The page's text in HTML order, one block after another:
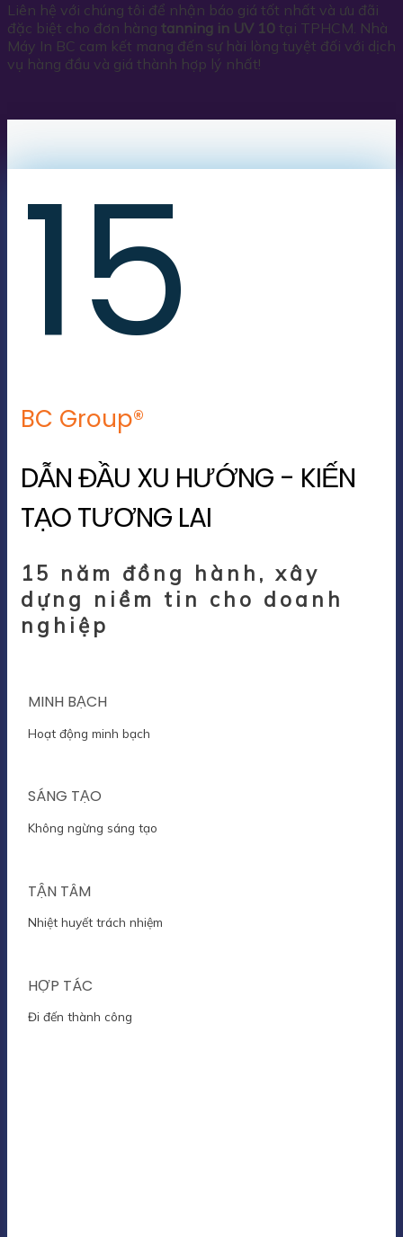
Liên hệ với chúng tôi để nhận báo giá tốt nhất và ưu đãi
đặc biệt cho đơn hàng tanning in UV 10 tại TPHCM. Nhà
Máy In BC cam kết mang đến sự hài lòng tuyệt đối với dịch
vụ hàng đầu và giá thành hợp lý nhất!
15
BC Group®
DẪN ĐẦU XU HƯỚNG - KIẾN
TẠO TƯƠNG LAI
15 năm đồng hành, xây
dựng niềm tin cho doanh
nghiệp
MINH BẠCH
Hoạt động minh bạch
SÁNG TẠO
Không ngừng sáng tạo
TẬN TÂM
Nhiệt huyết trách nhiệm
HỢP TÁC
Đi đến thành công